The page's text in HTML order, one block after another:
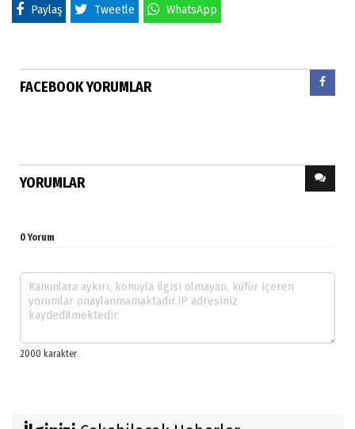
Paylaş Tweetle WhatsApp
FACEBOOK YORUMLAR
YORUMLAR
0 Yorum